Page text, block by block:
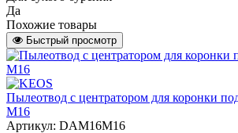
Да
Похожие товары
Быстрый просмотр
Пылеотвод с центратором для коронки
M16
Артикул: DAM16M16